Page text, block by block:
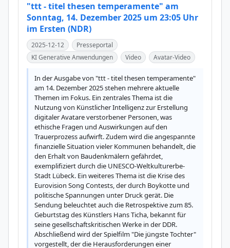
"ttt - titel thesen temperamente" am
Sonntag, 14. Dezember 2025 um 23:05 Uhr
im Ersten (NDR)
2025-12-12
Presseportal
KI Generative Anwendungen
Video Avatar-Video
In der Ausgabe von "ttt - titel thesen temperamente"
am 14. Dezember 2025 stehen mehrere aktuelle
Themen im Fokus. Ein zentrales Thema ist die
Nutzung von Künstlicher Intelligenz zur Erstellung
digitaler Avatare verstorbener Personen, was
ethische Fragen und Auswirkungen auf den
Trauerprozess aufwirft. Zudem wird die angespannte
finanzielle Situation vieler Kommunen behandelt, die
den Erhalt von Baudenkmälern gefährdet,
exemplifiziert durch die UNESCO-Weltkulturerbe-
Stadt Lübeck. Ein weiteres Thema ist die Krise des
Eurovision Song Contests, der durch Boykotte und
politische Spannungen unter Druck gerät. Die
Sendung beleuchtet auch die Retrospektive zum 85.
Geburtstag des Künstlers Hans Ticha, bekannt für
seine gesellschaftskritischen Werke in der DDR.
Abschließend wird der Spielfilm "Die jüngste Tochter"
vorgestellt, der die Herausforderungen einer